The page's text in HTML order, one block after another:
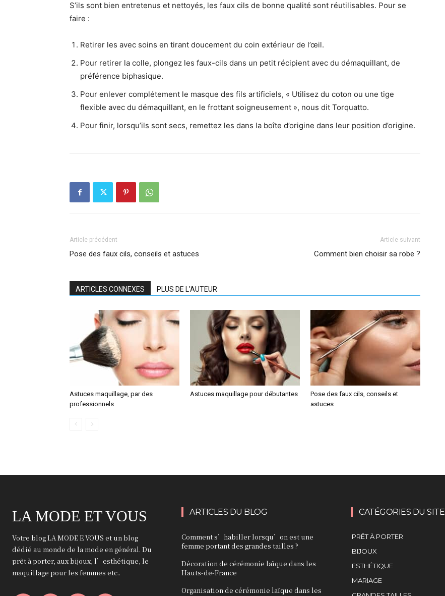
S’ils sont bien entretenus et nettoyés, les faux cils de bonne qualité sont réutilisables. Pour se
faire :
Retirer les avec soins en tirant doucement du coin extérieur de l’œil.
Pour retirer la colle, plongez les faux-cils dans un petit récipient avec du démaquillant, de
préférence biphasique.
Pour enlever complétement le masque des fils artificiels, « Utilisez du coton ou une tige
flexible avec du démaquillant, en le frottant soigneusement », nous dit Torquatto.
Pour finir, lorsqu’ils sont secs, remettez les dans la boîte d’origine dans leur position d’origine.
Article précédent
Pose des faux cils, conseils et astuces
Article suivant
Comment bien choisir sa robe ?
ARTICLES CONNEXES PLUS DE L'AUTEUR
Astuces maquillage, par des
professionnels
Astuces maquillage pour débutantes
Pose des faux cils, conseils et
astuces
LA MODE ET VOUS
Votre blog LA MODE E VOUS et un blog
dédié au monde de la mode en général. Du
prêt à porter, aux bijoux, l’esthétique, le
maquillage pour les femmes etc..
ARTICLES DU BLOG
Comment s’habiller lorsqu’on est une
femme portant des grandes tailles ?
Décoration de cérémonie laïque dans les
Hauts-de-France
Organisation de cérémonie laïque dans les
CATÉGORIES DU SITE
PRÊT À PORTER
BIJOUX
ESTHÉTIQUE
MARIAGE